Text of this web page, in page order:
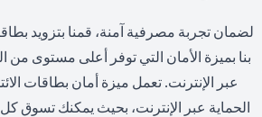
لضمان تجربة مصرفية آمنة، قمنا بتزويد
بنا بميزة الأمان التي توفر أعلى مستوى من
عبر الإنترنت. تعمل ميزة أمان بطاقات
الحماية عبر الإنترنت، بحيث يمكنك تسوق كل